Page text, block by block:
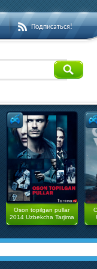
Подписаться!
Oson topilgan pullar
2014 Uzbekcha Tarjima